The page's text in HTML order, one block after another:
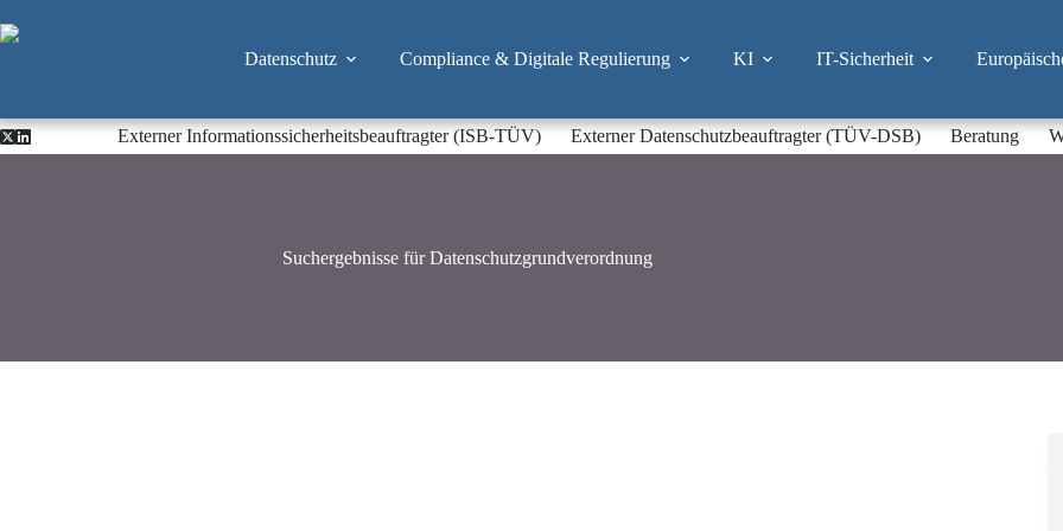
Inhalt
Datenschutz Compliance & Digitale Regulierung KI IT-Sicherheit
Externer Informationssicherheitsbeauftragter (ISB-TÜV) Externer Datenschutzbeauftragter (TÜV-DSB) Beratung
Suchergebnisse für Datenschutzgrundverordnung